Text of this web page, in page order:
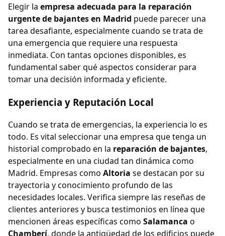
Elegir la empresa adecuada para la reparación
urgente de bajantes en Madrid puede parecer una
tarea desafiante, especialmente cuando se trata de
una emergencia que requiere una respuesta
inmediata. Con tantas opciones disponibles, es
fundamental saber qué aspectos considerar para
tomar una decisión informada y eficiente.
Experiencia y Reputación Local
Cuando se trata de emergencias, la experiencia lo es
todo. Es vital seleccionar una empresa que tenga un
historial comprobado en la reparación de bajantes,
especialmente en una ciudad tan dinámica como
Madrid. Empresas como Altoria se destacan por su
trayectoria y conocimiento profundo de las
necesidades locales. Verifica siempre las reseñas de
clientes anteriores y busca testimonios en línea que
mencionen áreas específicas como Salamanca o
Chamberí, donde la antigüedad de los edificios puede